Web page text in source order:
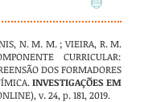
N. M. M. ; VIEIRA, R. M.
CURRICULAR:
DOS FORMADORES
INVESTIGAÇÕES EM
v. 24, p. 181, 2019.